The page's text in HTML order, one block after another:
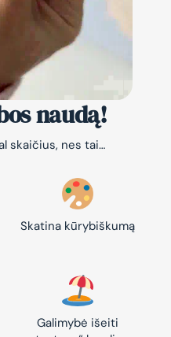
naudą!
skaičius, nes tai…
Skatina kūrybiškumą
Galimybė išeiti